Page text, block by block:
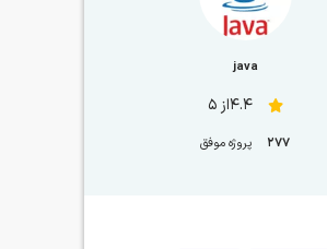
java
4.4از 5
277 پروژه موفق